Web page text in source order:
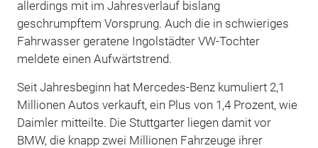
allerdings mit im Jahresverlauf bislang
geschrumpftem Vorsprung. Auch die in schwieriges
Fahrwasser geratene Ingolstädter VW-Tochter
meldete einen Aufwärtstrend.
Seit Jahresbeginn hat Mercedes-Benz kumuliert 2,1
Millionen Autos verkauft, ein Plus von 1,4 Prozent, wie
Daimler mitteilte. Die Stuttgarter liegen damit vor
BMW, die knapp zwei Millionen Fahrzeuge ihrer